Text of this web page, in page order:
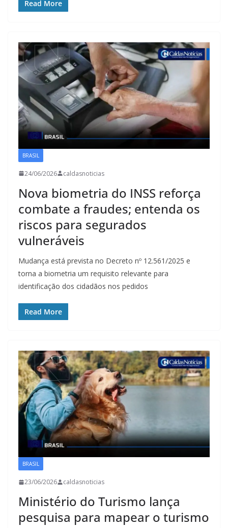
Read More
BRASIL
24/06/2026 caldasnoticias
Nova biometria do INSS reforça
combate a fraudes; entenda os
riscos para segurados
vulneráveis
Mudança está prevista no Decreto nº 12.561/2025 e
torna a biometria um requisito relevante para
identificação dos cidadãos nos pedidos
Read More
BRASIL
23/06/2026 caldasnoticias
Ministério do Turismo lança
pesquisa para mapear o turismo